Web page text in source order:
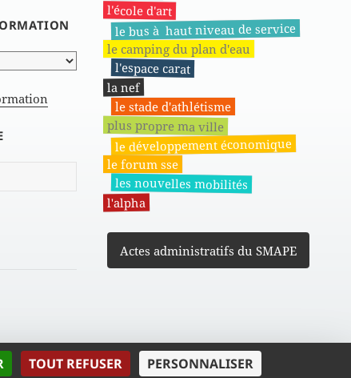
l'école d'art
le bus à haut niveau de service
le camping du plan d'eau
l'espace carat
la nef
le stade d'athlétisme
plus propre ma ville
le développement économique
le forum sse
les nouvelles mobilités
l'alpha
Actes administratifs du SMAPE
TOUT REFUSER PERSONNALISER